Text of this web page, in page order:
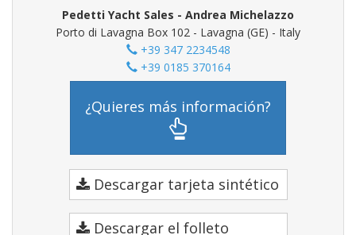
Pedetti Yacht Sales - Andrea Michelazzo
Porto di Lavagna Box 102 - Lavagna (GE) - Italy
+39 347 2234548
+39 0185 370164
¿Quieres más información?
Descargar tarjeta sintético
Descargar el folleto